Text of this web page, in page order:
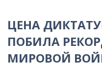
ЦЕНА
ПОБИЛА
МИРОВОЙ